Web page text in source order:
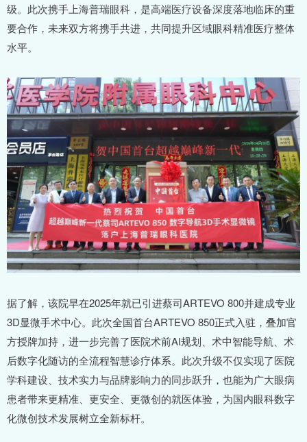
级。此次携手上海普瑞眼科，是高端医疗设备深度落地临床的重
要合作，未来双方将携手共进，共同提升区域眼科精准医疗整体
水平。
据了解，该院早在2025年就已引进蔡司ARTEVO 800并建成专业
3D显微手术中心。此次全国首台ARTEVO 850正式入驻，叠加官
方授牌加持，进一步完善了医院术前AI规划、术中智能导航、术
后数字化随访的全流程智慧诊疗体系。此次升级不仅实现了医院
学科建设、技术实力与品牌影响力的同步跃升，也能为广大眼病
患者带来更精准、更安全、更微创的就医体验，为国内眼科数字
化微创技术发展树立全新标杆。